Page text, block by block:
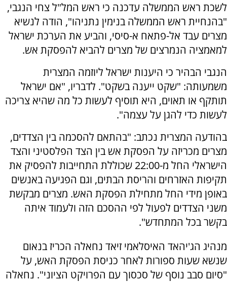
לשכת ראש הממשלה עדכנה כי ראש המל"ל צחי הנגבי,
"בהנחיית ראש הממשלה בנימין נתניהו", הודה לנשיא
מצרים עבד אל-פתאח א-סיסי, והביע את הערכת ישראל
למאמציה הנמרצים של מצרים להביא להפסקת אש.
הנגבי הבהיר כי היענות ישראל ליוזמה המצרית
משמעותה: "שקט ייענה בשקט". לדבריו, "אם ישראל
תותקף או תאוים, היא תוסיף לעשות כל מה שהיא צריכה
לעשות כדי להגן על עצמה".
בהודעה המצרית נכתב: "בהתאם להסכמה בין הצדדים,
מצרים מכריזה על הפסקת אש בין הצד הפלסטיני והצד
הישראלי החל מ-22:00 שכוללת התחייבות להפסיק את
תקיפות האזרחים והריסת הבתים, וגם הפגיעה באנשים
באופן מידי החל מתחילת הפסקת האש. מצרים מבקשת
משני הצדדים לפעול לפי ההסכם הזה ולעמוד איתה
בקשר בכל המתחדש".
מנהיג הג'יהאד האיסלאמי זיאד נחאלה הכריז בנאום
שנשא שעות ספורות לאחר כניסת הפסקת האש, על
"סיום סבב נוסף של סכסוך עם הפרויקט הציוני". נחאלה